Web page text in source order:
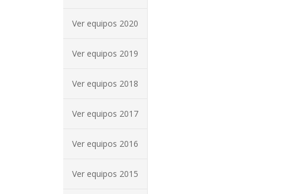
Ver equipos 2020
Ver equipos 2019
Ver equipos 2018
Ver equipos 2017
Ver equipos 2016
Ver equipos 2015